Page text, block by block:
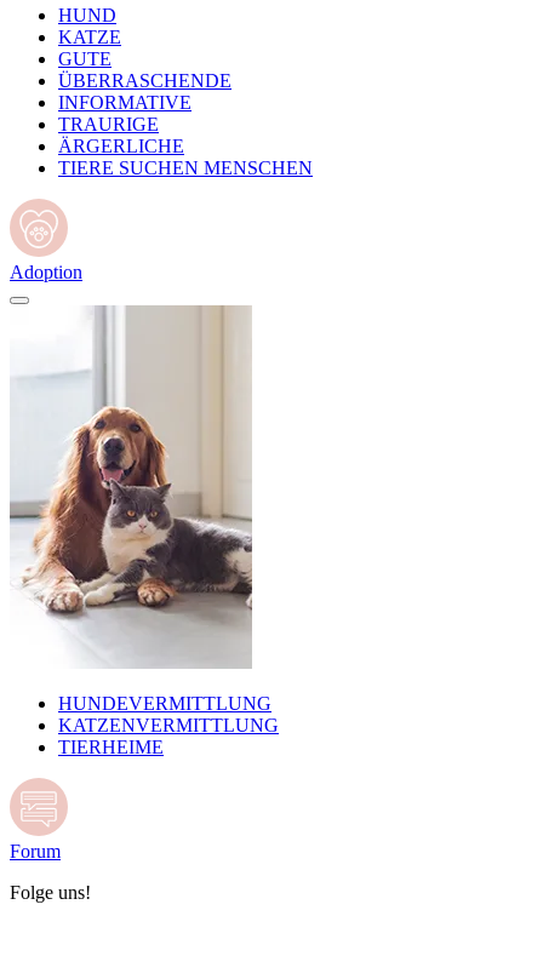
HUND
KATZE
GUTE
ÜBERRASCHENDE
INFORMATIVE
TRAURIGE
ÄRGERLICHE
TIERE SUCHEN MENSCHEN
Adoption
HUNDEVERMITTLUNG
KATZENVERMITTLUNG
TIERHEIME
Forum
Folge uns!